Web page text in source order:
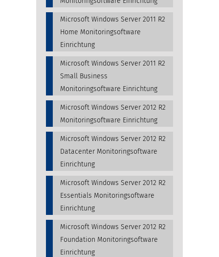
Microsoft Windows Server 2011 R2
Home Monitoringsoftware
Einrichtung
Microsoft Windows Server 2011 R2
Small Business
Monitoringsoftware Einrichtung
Microsoft Windows Server 2012 R2
Monitoringsoftware Einrichtung
Microsoft Windows Server 2012 R2
Datacenter Monitoringsoftware
Einrichtung
Microsoft Windows Server 2012 R2
Essentials Monitoringsoftware
Einrichtung
Microsoft Windows Server 2012 R2
Foundation Monitoringsoftware
Einrichtung